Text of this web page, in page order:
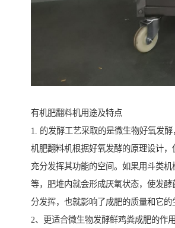
有机肥翻料机用途及特点
1. 的发酵工艺采取的是微生物好氧发
机肥翻料机根据好氧发酵的原理设计，
充分发挥其功能的空间。如果用斗类机
等，肥堆内就会形成厌氧状态，使发酵
分发挥，也就影响了成肥的质量和它的
2、更适合微生物发酵鲜鸡粪成肥的作